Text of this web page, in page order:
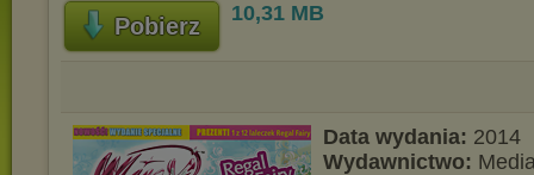
Pobierz 10,31 MB
Data wydania: 2014
Wydawnictwo: